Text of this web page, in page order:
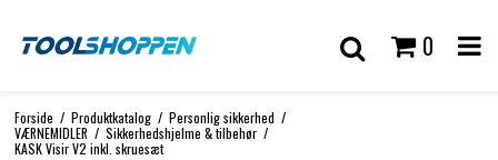
0
Forside / Produktkatalog / Personlig sikkerhed /
VÆRNEMIDLER / Sikkerhedshjelme & tilbehør /
KASK Visir V2 inkl. skruesæt